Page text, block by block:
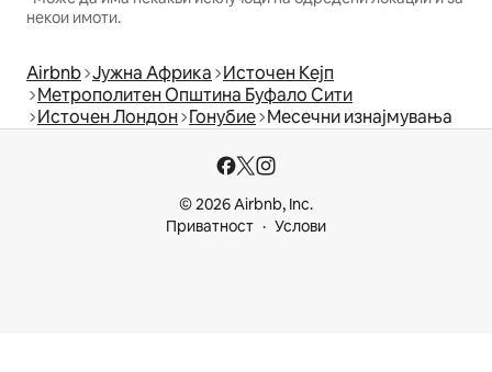
некои имоти.
Airbnb Јужна Африка Источен Кејп
Метрополитен Општина Буфало Сити
Источен Лондон Гонубие Месечни изнајмувања
© 2026 Airbnb, Inc.
Приватност
Услови